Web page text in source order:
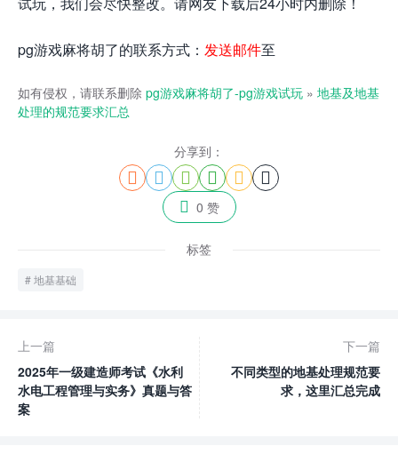
pg游戏麻将胡了的联系方式： 发送邮件至
如有侵权，请联系删除 pg游戏麻将胡了-pg游戏试玩 » 地基及地基
处理的规范要求汇总
分享到：
     
 0 赞
标签
地基基础
上一篇
2025年一级建造师考试《水利
水电工程管理与实务》真题与答
案
下一篇
不同类型的地基处理规范要
求，这里汇总完成